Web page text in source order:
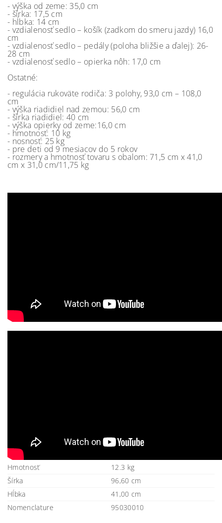
- výška od zeme: 35,0 cm
- šírka: 17,5 cm
- hĺbka: 14 cm
- vzdialenosť sedlo – košík (zadkom do smeru jazdy) 16,0
cm
- vzdialenosť sedlo – pedály (poloha bližšie a ďalej): 26-
28 cm
- vzdialenosť sedlo – opierka nôh: 17,0 cm
Ostatné:
- regulácia rukoväte rodiča: 3 polohy, 93,0 cm – 108,0
cm
- výška riadidiel nad zemou: 56,0 cm
- šírka riadidiel: 40 cm
- výška opierky od zeme:16,0 cm
- hmotnosť: 10 kg
- nosnosť: 25 kg
- pre deti od 9 mesiacov do 5 rokov
- rozmery a hmotnosť tovaru s obalom: 71,5 cm x 41,0
cm x 31,0 cm/11,75 kg
Hmotnosť
12.3 kg
Šírka
96,60 cm
Hĺbka
41,00 cm
Nomenclature
95030010